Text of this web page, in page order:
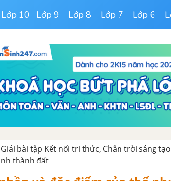
Lớp 10 Lớp 9 Lớp 8 Lớp 7 Lớp 6
bài tập Kết nối tri thức, Chân trời sáng
thành đất